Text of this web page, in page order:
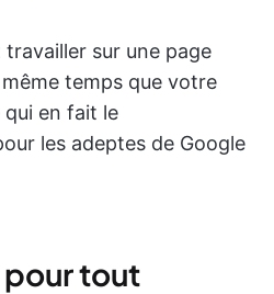
sur une page
temps que votre
qui en fait le
les adeptes de Google
pour tout